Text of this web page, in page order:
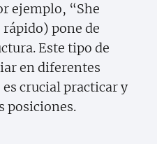
ejemplo, “She
pone de
Este tipo de
en diferentes
crucial practicar y
posiciones.